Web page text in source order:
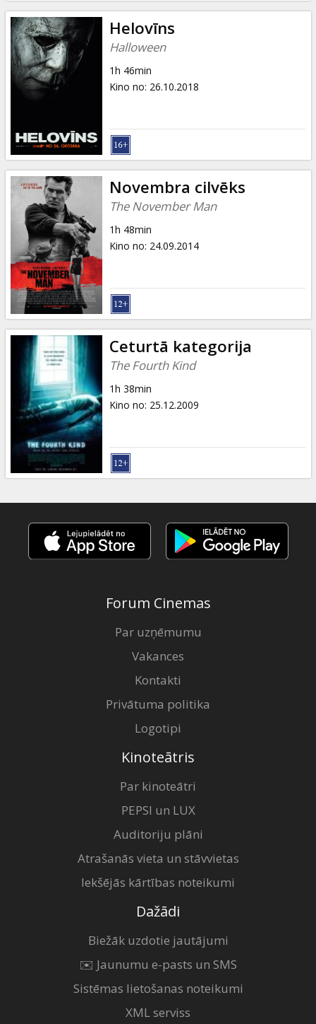
Helovīns
Halloween
1h 46min
Kino no: 26.10.2018
Novembra cilvēks
The November Man
1h 48min
Kino no: 24.09.2014
Ceturtā kategorija
The Fourth Kind
1h 38min
Kino no: 25.12.2009
Forum Cinemas
Par uzņēmumu
Vakances
Kontakti
Privātuma politika
Logotipi
Kinoteātris
Par kinoteātri
PEPSI un LUX
Auditoriju plāni
Atrašanās vieta un stāvvietas
Iekšējās kārtības noteikumi
Dažādi
Biežāk uzdotie jautājumi
✉️ Jaunumu e-pasts un SMS
Sistēmas lietošanas noteikumi
XML serviss